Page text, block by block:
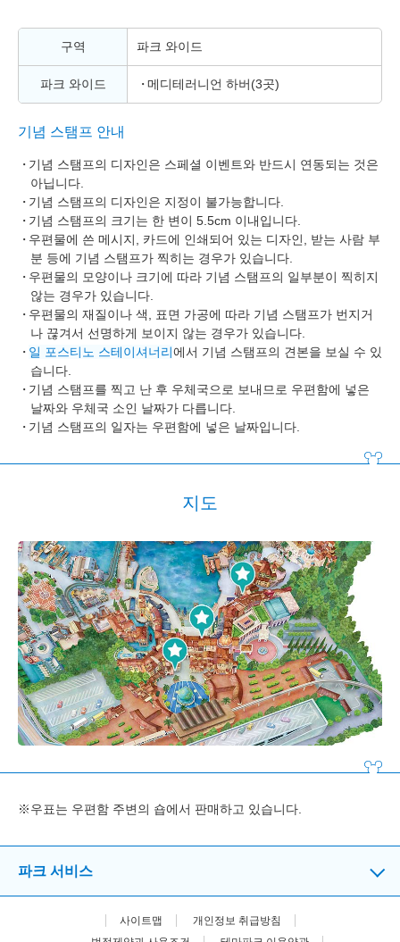
구역 파크 와이드
파크 와이드 메디테러니언 하버(3곳)
기념 스탬프 안내
기념 스탬프의 디자인은 스페셜 이벤트와 반드시 연동되는 것은
아닙니다.
기념 스탬프의 디자인은 지정이 불가능합니다.
기념 스탬프의 크기는 한 변이 5.5cm 이내입니다.
우편물에 쓴 메시지, 카드에 인쇄되어 있는 디자인, 받는 사람 부
분 등에 기념 스탬프가 찍히는 경우가 있습니다.
우편물의 모양이나 크기에 따라 기념 스탬프의 일부분이 찍히지
않는 경우가 있습니다.
우편물의 재질이나 색, 표면 가공에 따라 기념 스탬프가 번지거
나 끊겨서 선명하게 보이지 않는 경우가 있습니다.
일 포스티노 스테이셔너리에서 기념 스탬프의 견본을 보실 수 있
습니다.
기념 스탬프를 찍고 난 후 우체국으로 보내므로 우편함에 넣은
날짜와 우체국 소인 날짜가 다릅니다.
기념 스탬프의 일자는 우편함에 넣은 날짜입니다.
지도
※우표는 우편함 주변의 숍에서 판매하고 있습니다.
파크 서비스
사이트맵
개인정보 취급방침